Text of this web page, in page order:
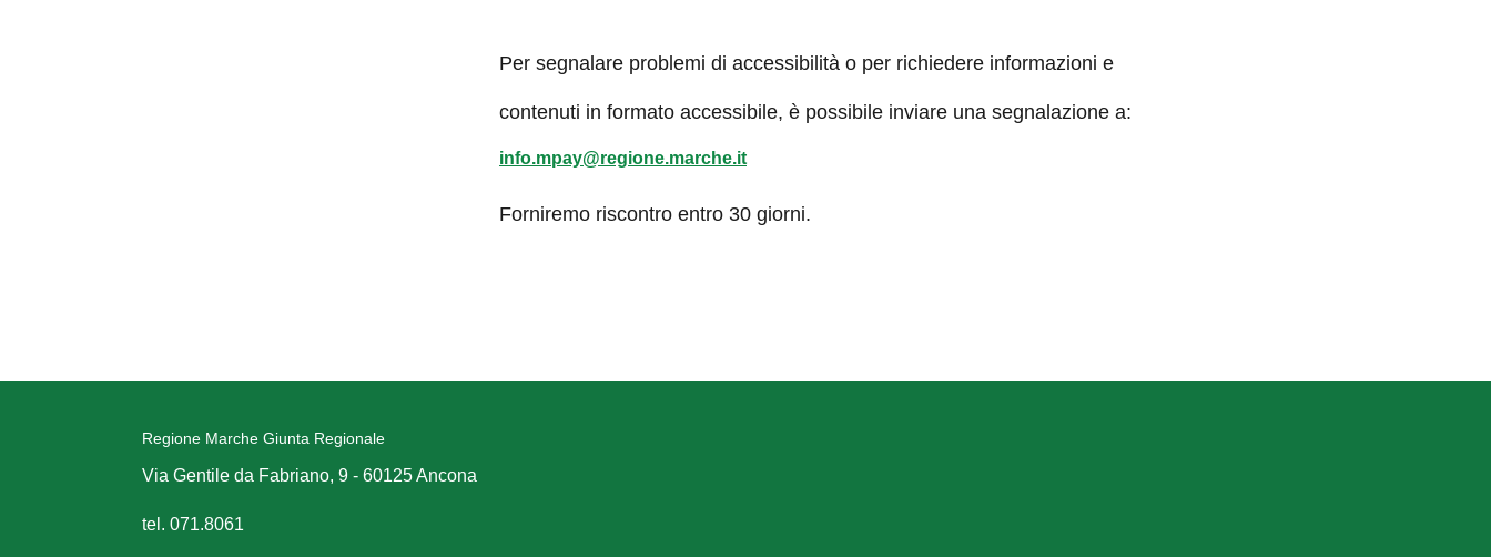
Per segnalare problemi di accessibilità o per richiedere informazioni e
contenuti in formato accessibile, è possibile inviare una segnalazione a:
info.mpay@regione.marche.it
Forniremo riscontro entro 30 giorni.
Regione Marche Giunta Regionale
Via Gentile da Fabriano, 9 - 60125 Ancona
tel. 071.8061